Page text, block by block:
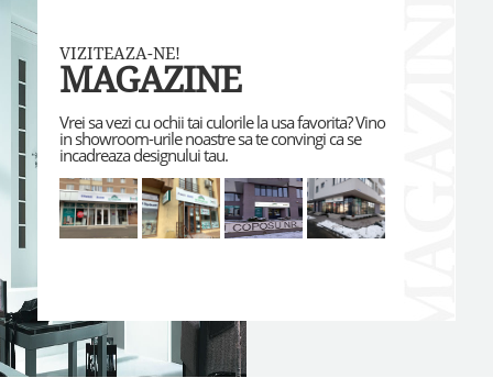
VIZITEAZA-NE!
MAGAZINE
Vrei sa vezi cu ochii tai culorile la usa favorita? Vino
in showroom-urile noastre sa te convingi ca se
incadreaza designului tau.